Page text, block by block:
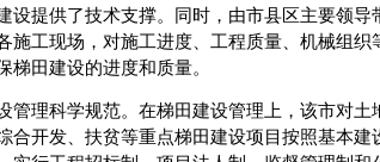
设提供了技术支撑。同时，由市县区主要领导
施工现场，对施工进度、工程质量、机械组织
梯田建设的进度和质量。
理科学规范。在梯田建设管理上，该市对土
合开发、扶贫等重点梯田建设项目按照基本建